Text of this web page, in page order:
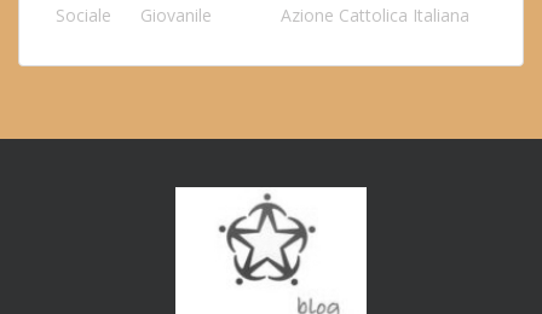
Sociale
Giovanile
Azione Cattolica Italiana